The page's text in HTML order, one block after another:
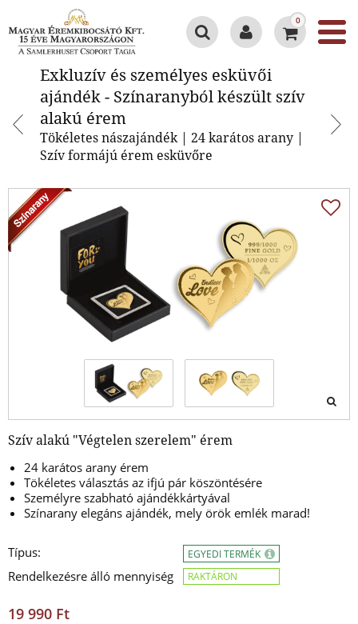
0
Exkluzív és személyes esküvői
ajándék - Színaranyból készült szív
alakú érem
Tökéletes nászajándék | 24 karátos arany |
Szív formájú érem esküvőre
Szív alakú "Végtelen szerelem" érem
24 karátos arany érem
Tökéletes választás az ifjú pár köszöntésére
Személyre szabható ajándékkártyával
Színarany elegáns ajándék, mely örök emlék marad!
Típus:
Rendelkezésre álló mennyiség
EGYEDI TERMÉK
RAKTÁRON
19 990 Ft
Exkluzív és személyes esküvői
ajándék - Színaranyból készült
szív alakú érem